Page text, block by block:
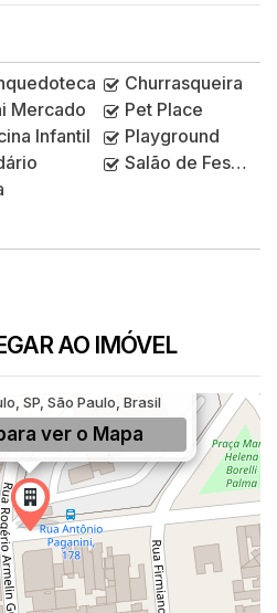
Churrasqueira
Mercado
Pet Place
Infantil
Playground
Salão de Festas
AO IMÓVEL
169, Chácara Cruzeiro
SP, São Paulo, Brasil
ver o Mapa